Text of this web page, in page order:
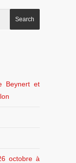
Beynert et
octobre à